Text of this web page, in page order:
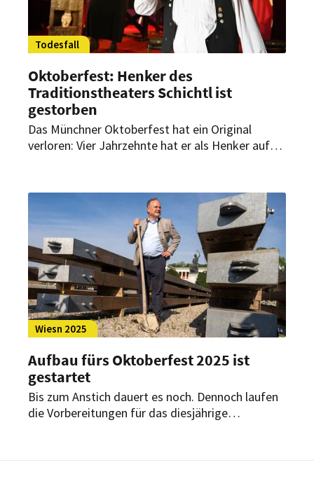
Todesfall
Oktoberfest: Henker des
Traditionstheaters Schichtl ist
gestorben
Das Münchner Oktoberfest hat ein Original
verloren: Vier Jahrzehnte hat er als Henker auf
nicht mehr das Fallbeil bedienen.
Wiesn 2025
Aufbau fürs Oktoberfest 2025 ist
gestartet
Bis zum Anstich dauert es noch. Dennoch laufen
die Vorbereitungen für das diesjährige